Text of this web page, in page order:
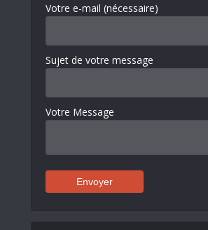
Votre e-mail (nécessaire)
Sujet de votre message
Votre Message